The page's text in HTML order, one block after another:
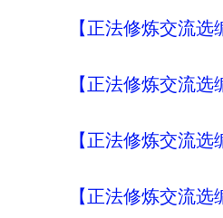
【正法修炼交流
【正法修炼交流
【正法修炼交流
【正法修炼交流